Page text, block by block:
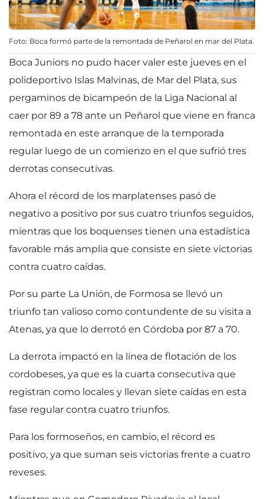
Foto: Boca formó parte de la remontada de Peñarol en mar del Plata.
Boca Juniors no pudo hacer valer este jueves en el
polideportivo Islas Malvinas, de Mar del Plata, sus
pergaminos de bicampeón de la Liga Nacional al
caer por 89 a 78 ante un Peñarol que viene en franca
remontada en este arranque de la temporada
regular luego de un comienzo en el que sufrió tres
derrotas consecutivas.
Ahora el récord de los marplatenses pasó de
negativo a positivo por sus cuatro triunfos seguidos,
mientras que los boquenses tienen una estadística
favorable más amplia que consiste en siete victorias
contra cuatro caídas.
Por su parte La Unión, de Formosa se llevó un
triunfo tan valioso como contundente de su visita a
Atenas, ya que lo derrotó en Córdoba por 87 a 70.
La derrota impactó en la línea de flotación de los
cordobeses, ya que es la cuarta consecutiva que
registran como locales y llevan siete caídas en esta
fase regular contra cuatro triunfos.
Para los formoseños, en cambio, el récord es
positivo, ya que suman seis victorias frente a cuatro
reveses.